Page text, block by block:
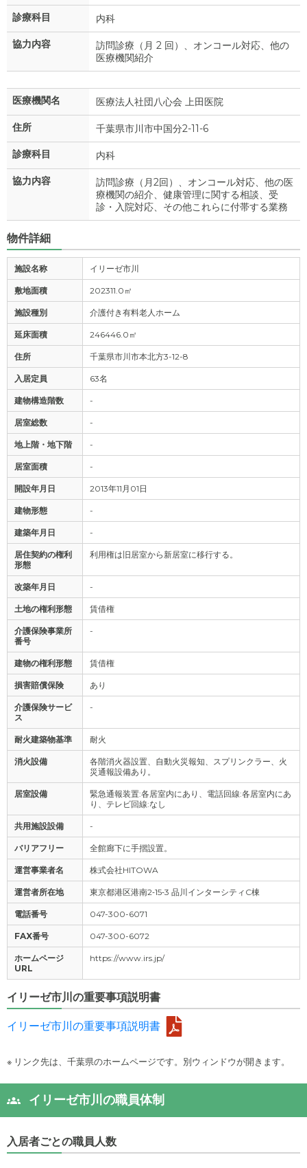
診療科目 内科
協力内容
訪問診療（月 2 回）、オンコール対応、他の
医療機関紹介
医療機関名 医療法人社団八心会 上田医院
住所 千葉県市川市中国分2-11-6
診療科目 内科
協力内容
訪問診療（月2回）、オンコール対応、他の医
療機関の紹介、健康管理に関する相談、受
診・入院対応、その他これらに付帯する業務
物件詳細
施設名称 イリーゼ市川
敷地面積 202311.0㎡
施設種別 介護付き有料老人ホーム
延床面積 246446.0㎡
住所 千葉県市川市本北方3-12-8
入居定員 63名
建物構造階数 -
居室総数 -
地上階・地下階 -
居室面積 -
開設年月日 2013年11月01日
建物形態 -
建築年月日 -
居住契約の権利
形態
利用権は旧居室から新居室に移行する。
改築年月日 -
土地の権利形態 賃借権
介護保険事業所
番号
-
建物の権利形態 賃借権
損害賠償保険 あり
介護保険サービ
ス
-
耐火建築物基準 耐火
消火設備
各階消火器設置、自動火災報知、スプリンクラー、火
災通報設備あり。
居室設備
緊急通報装置:各居室内にあり、電話回線:各居室内にあ
り、テレビ回線:なし
共用施設設備 -
バリアフリー 全館廊下に手摺設置。
運営事業者名 株式会社HITOWA
運営者所在地 東京都港区港南2‐15‐3 品川インターシティC棟
電話番号 047-300-6071
FAX番号 047-300-6072
ホームページ
URL
https://www.irs.jp/
イリーゼ市川の重要事項説明書
イリーゼ市川の重要事項説明書
※ リンク先は、千葉県のホームページです。別ウィンドウが開きます。
イリーゼ市川の職員体制
入居者ごとの職員人数